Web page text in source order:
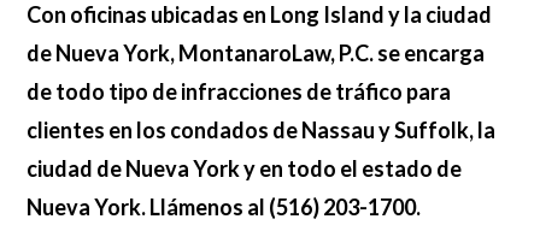
Con oficinas ubicadas en Long Island y la ciudad
de Nueva York, MontanaroLaw, P.C. se encarga
de todo tipo de infracciones de tráfico para
clientes en los condados de Nassau y Suffolk, la
ciudad de Nueva York y en todo el estado de
Nueva York. Llámenos al (516) 203-1700.